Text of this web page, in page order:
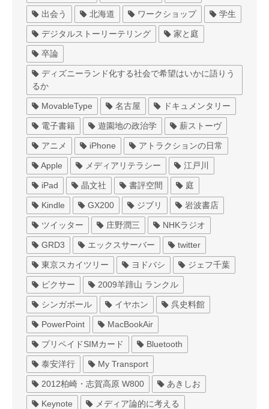
出会う 北海道 ワークショップ 学生
デジタルストーリーテリング 家と庭
卒論
ディズニーランド化する社会で希望はいかに語りう
るか
MovableType 名古屋 ドキュメンタリー
電子書籍 遊園地の政治学 薪ストーヴ
アニメ iPhone アトラクションの日常
Apple メディアリテラシー 江戸川
iPad 晶文社 書評空間 庭
Kindle GX200 ジブリ 岩波書店
ツイッター 庄野潤三 NHKラジオ
GRD3 エックスサーバー twitter
東京スカイツリー ヨドバシ ジェフ千葉
ピクサー 2009羊蹄山 ランクル
シンガポール イヤホン 呉史料館
PowerPoint MacBookAir
プリペイドSIMカード Bluetooth
泰安洋行 My Transport
2012柏崎・志賀高原 W800 あきしお
Keynote メディア論的に考える